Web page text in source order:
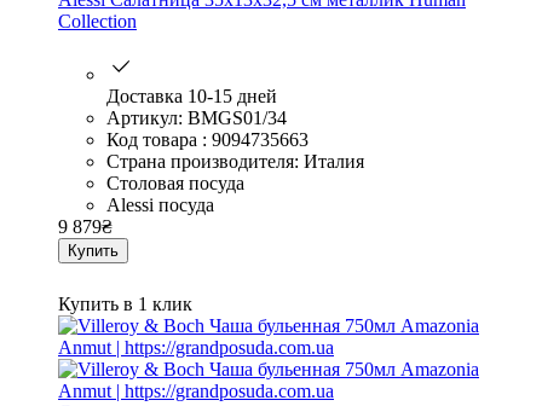
Collection
Доставка 10-15 дней
Артикул: BMGS01/34
Код товара : 9094735663
Страна производителя: Италия
Столовая посуда
Alessi посуда
9 879₴
Купить
Купить в 1 клик